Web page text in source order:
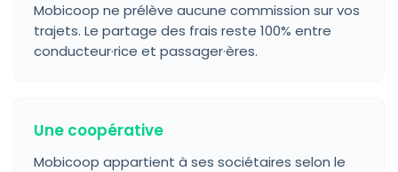
Mobicoop ne prélève aucune commission sur vos
trajets. Le partage des frais reste 100% entre
conducteur·rice et passager·ères.
Une coopérative
Mobicoop appartient à ses sociétaires selon le